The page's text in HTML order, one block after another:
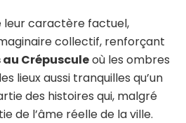
leur caractère factuel,
collectif, renforçant
au Crépusculeoù les ombres
lieux aussi tranquilles qu’un
des histoires qui, malgré
de l’âme réelle de la ville.